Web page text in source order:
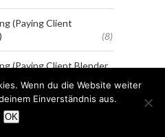
(Paying Client
(8)
(Paying Client Blender
(Paying Client Blender
Wenn du die Website weiter
Einverständnis aus.
OK